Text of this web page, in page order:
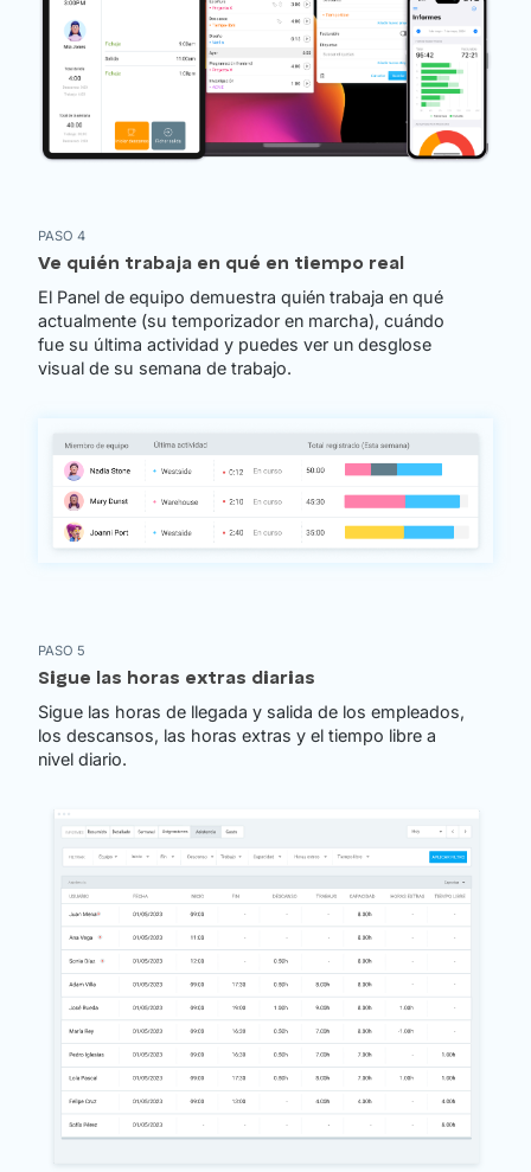
PASO 4
Ve quién trabaja en qué en tiempo real
El Panel de equipo demuestra quién trabaja en qué
actualmente (su temporizador en marcha), cuándo
fue su última actividad y puedes ver un desglose
visual de su semana de trabajo.
PASO 5
Sigue las horas extras diarias
Sigue las horas de llegada y salida de los empleados,
los descansos, las horas extras y el tiempo libre a
nivel diario.